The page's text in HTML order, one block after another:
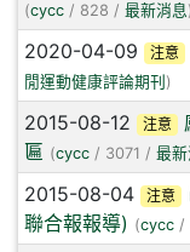
(cycc / 828 / 最新消息
2020-04-09 注意
閒運動健康評論期刊 )
2015-08-12 注意
匾 (cycc / 3071 / 最
2015-08-04 注意
聯合報報導) (cycc /